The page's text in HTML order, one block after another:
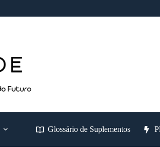
Glossário de Suplementos